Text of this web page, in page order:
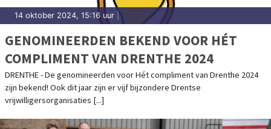
14 oktober 2024, 15:16 uur |
GENOMINEERDEN BEKEND VOOR HÉT
COMPLIMENT VAN DRENTHE 2024
DRENTHE - De genomineerden voor Hét compliment van Drenthe 2024
zijn bekend! Ook dit jaar zijn er vijf bijzondere Drentse
vrijwilligersorganisaties [...]